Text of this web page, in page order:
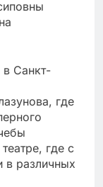
в Санкт-
где
где с
в различных